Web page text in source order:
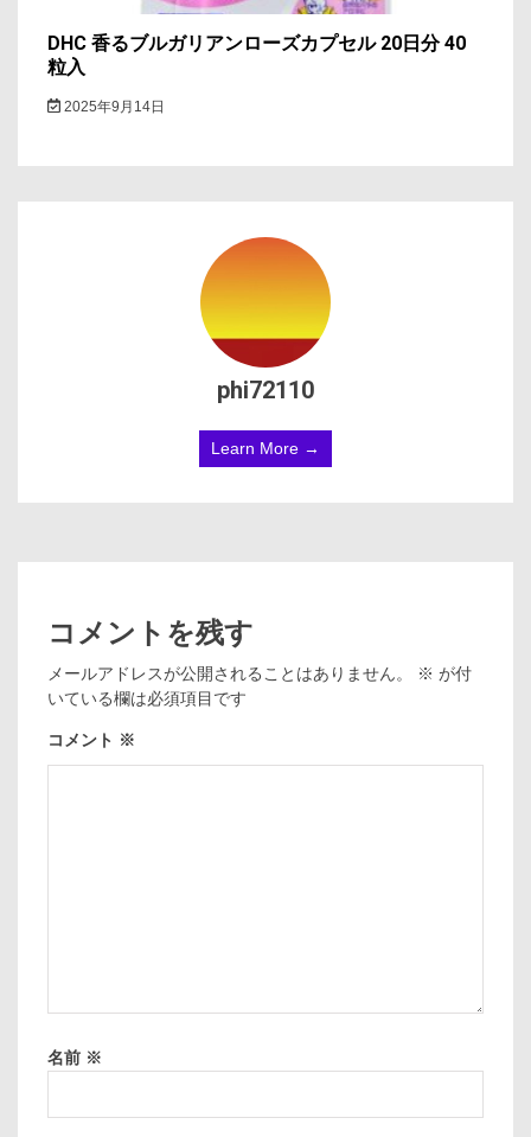
DHC 香るブルガリアンローズカプセル 20日分 40
粒入
2025年9月14日
phi72110
Learn More →
コメントを残す
メールアドレスが公開されることはありません。 ※ が付
いている欄は必須項目です
コメント ※
名前 ※